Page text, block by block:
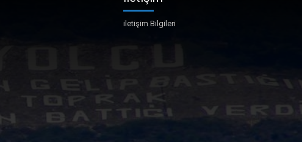
iletişim Bilgileri